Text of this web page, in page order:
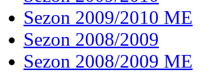
Sezon 2009/2010 ME
Sezon 2008/2009
Sezon 2008/2009 ME